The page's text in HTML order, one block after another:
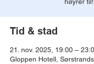
Tid & stad
21. nov. 2025, 19:00 –
Gloppen Hotell,